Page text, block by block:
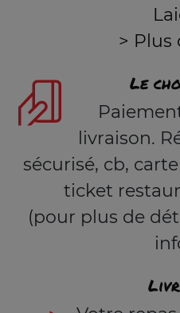
> Plus
Le
livraison.
sécurisé, cb,
ticket
(pour plus de